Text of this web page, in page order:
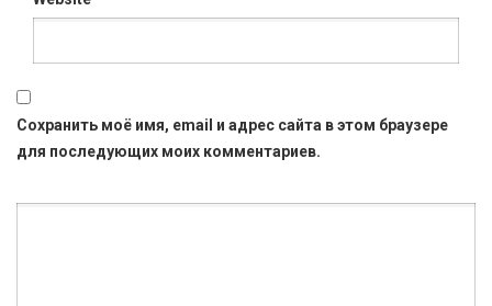
Сохранить моё имя, email и адрес сайта в этом браузере
для последующих моих комментариев.